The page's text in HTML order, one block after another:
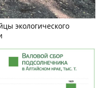
экологического